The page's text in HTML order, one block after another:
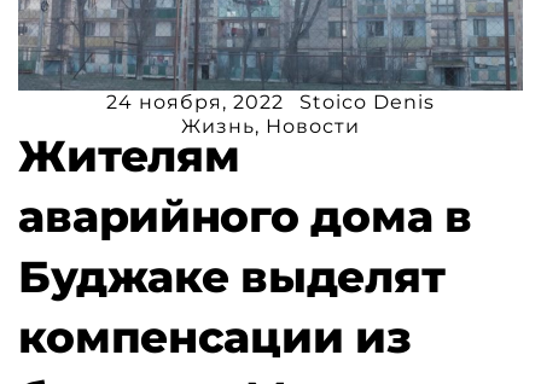
24 ноября, 2022
Stoico Denis
Жизнь, Новости
Жителям
аварийного дома в
Буджаке выделят
компенсации из